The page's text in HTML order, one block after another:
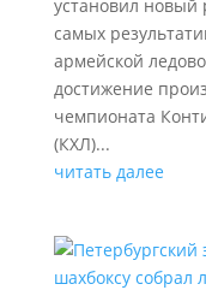
установил новый
самых
армейской
достижение
чемпионата
(КХЛ)...
читать далее